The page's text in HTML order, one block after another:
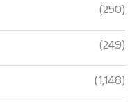
(250)
(249)
(1,148)